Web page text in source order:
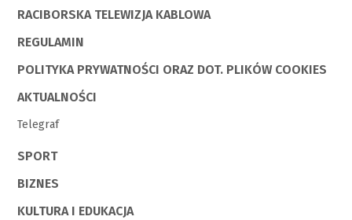
RACIBORSKA TELEWIZJA KABLOWA
REGULAMIN
POLITYKA PRYWATNOŚCI ORAZ DOT. PLIKÓW COOKIES
AKTUALNOŚCI
Telegraf
SPORT
BIZNES
KULTURA I EDUKACJA